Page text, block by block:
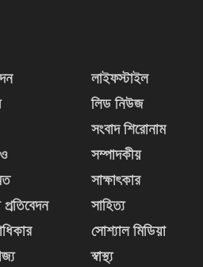
প্রতিবেদন
লাইফস্টাইল
লিড নিউজ
সংবাদ শিরোনাম
সম্পাদকীয়
সাক্ষাৎকার
সাহিত্য
সোশ্যাল মিডিয়া
স্বাস্থ্য